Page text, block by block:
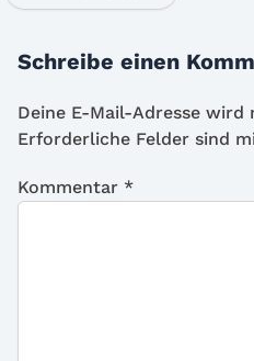
Schreibe einen
Deine E-Mail-Adresse
Erforderliche Felder sind
Kommentar *